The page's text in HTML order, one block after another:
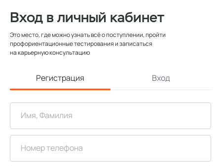
Вход в личный кабинет
Это место, где можно узнать всё о поступлении, пройти
профориентационные тестирования и записаться
на карьерную консультацию
Регистрация Вход